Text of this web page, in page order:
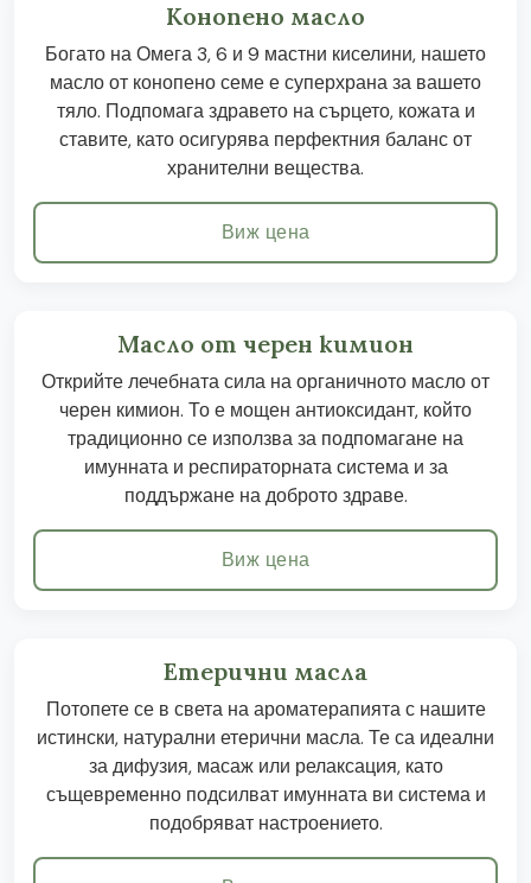
Конопено масло
Богато на Омега 3, 6 и 9 мастни киселини, нашето
масло от конопено семе е суперхрана за вашето
тяло. Подпомага здравето на сърцето, кожата и
ставите, като осигурява перфектния баланс от
хранителни вещества.
Виж цена
Масло от черен кимион
Открийте лечебната сила на органичното масло от
черен кимион. То е мощен антиоксидант, който
традиционно се използва за подпомагане на
имунната и респираторната система и за
поддържане на доброто здраве.
Виж цена
Етерични масла
Потопете се в света на ароматерапията с нашите
истински, натурални етерични масла. Те са идеални
за дифузия, масаж или релаксация, като
същевременно подсилват имунната ви система и
подобряват настроението.